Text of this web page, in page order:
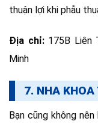
thuận lợi khi phẫu
Địa chỉ:175B Liên
Minh
7. NHA KHOA
Bạn cũng không